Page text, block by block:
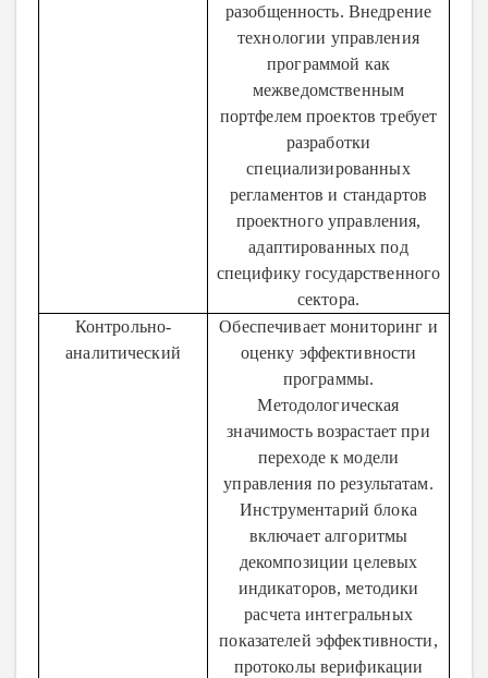
разобщенность. Внедрение
технологии управления
программой как
межведомственным
портфелем проектов требует
разработки
специализированных
регламентов и стандартов
проектного управления,
адаптированных под
специфику государственного
сектора.
Контрольно-
аналитический
Обеспечивает мониторинг и
оценку эффективности
программы.
Методологическая
значимость возрастает при
переходе к модели
управления по результатам.
Инструментарий блока
включает алгоритмы
декомпозиции целевых
индикаторов, методики
расчета интегральных
показателей эффективности,
протоколы верификации